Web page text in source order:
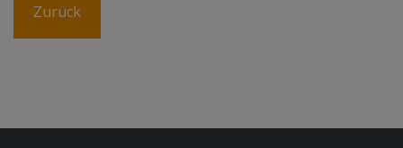
Zurück